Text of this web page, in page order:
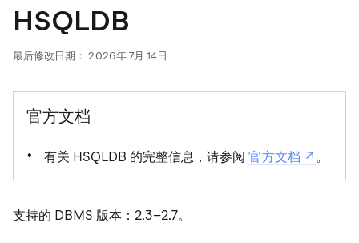
HSQLDB
最后修改日期： 2026年 7月 14日
官方文档
有关 HSQLDB 的完整信息，请参阅官方文档 。
支持的 DBMS 版本：2.3–2.7。